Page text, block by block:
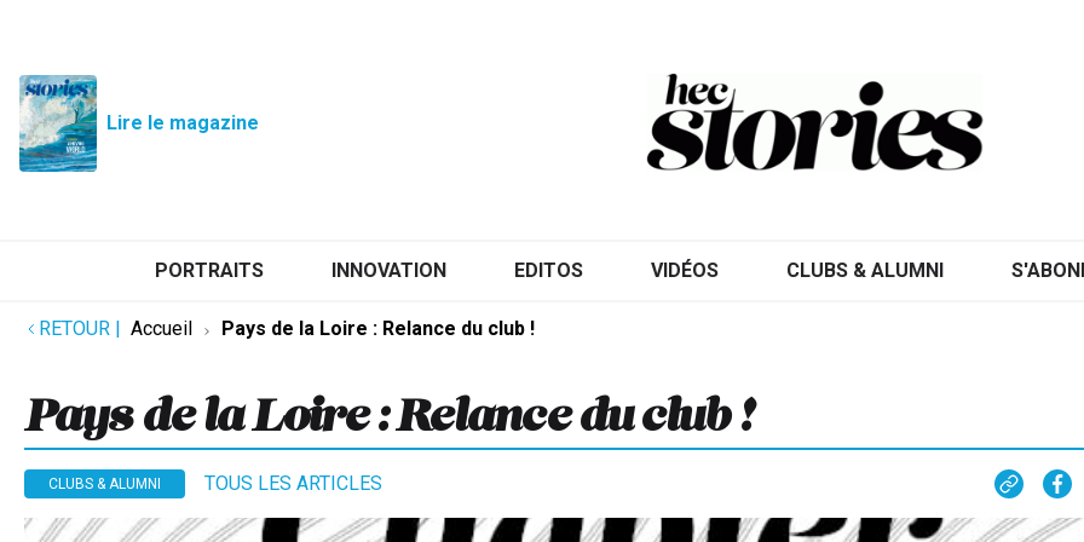
Lire le magazine
PORTRAITS INNOVATION EDITOS VIDÉOS CLUBS & ALUMNI
RETOUR | Accueil Pays de la Loire : Relance du club !
Pays de la Loire : Relance du club !
CLUBS & ALUMNI TOUS LES ARTICLES